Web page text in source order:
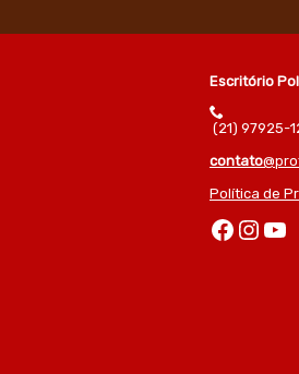
Escritório
(21) 97925-
contato
Política de
Facebook Instagram Youtube